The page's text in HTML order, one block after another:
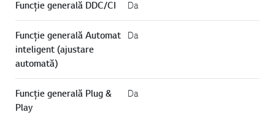
Funcție generală DDC/CI Da
Funcție generală Automat
inteligent (ajustare
automată)
Da
Funcție generală Plug &
Play
Da